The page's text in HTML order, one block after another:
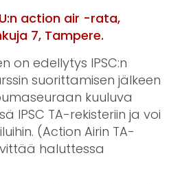
action air -rata,
7, Tampere.
on edellytys IPSC:n
suorittamisen jälkeen
kuuluva
IPSC TA-rekisteriin ja voi
(Action Airin TA-
haluttessa